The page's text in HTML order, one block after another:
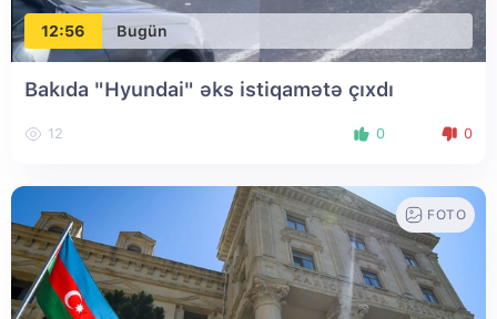
12:56 Bugün
Bakıda "Hyundai" əks istiqamətə çıxdı
12 0 0
FOTO